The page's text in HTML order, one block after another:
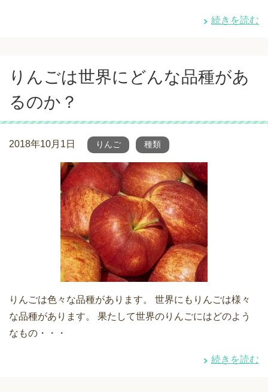
続きを読む
りんごは世界にどんな品種があ
るのか？
2018年10月1日 りんご 種類
りんごは色々な品種があります。 世界にもりんごは様々
な品種があります。 果たして世界のりんごにはどのよう
なもの・・・
続きを読む